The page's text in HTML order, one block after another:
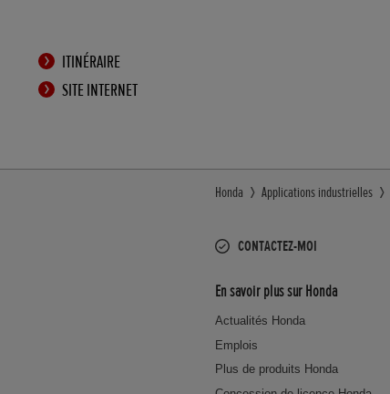
ITINÉRAIRE
SITE INTERNET
Honda Applications industrielles
CONTACTEZ-MOI
En savoir plus sur Honda
Actualités Honda
Emplois
Plus de produits Honda